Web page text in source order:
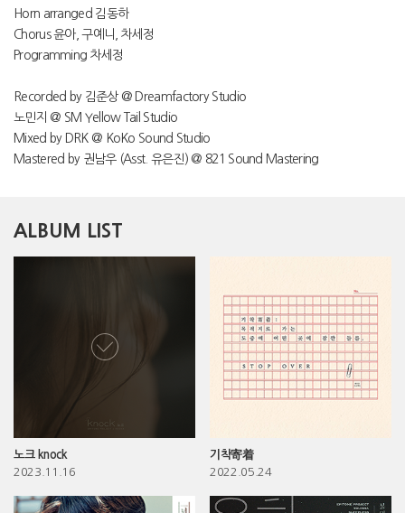
Horn arranged 김동하
Chorus 윤아, 구예니, 차세정
Programming 차세정
Recorded by 김준상 @ Dreamfactory Studio
노민지 @ SM Yellow Tail Studio
Mixed by DRK @ KoKo Sound Studio
Mastered by 권남우 (Asst. 유은진) @ 821 Sound Mastering
ALBUM LIST
노크 knock
2023.11.16
기착寄着
2022.05.24